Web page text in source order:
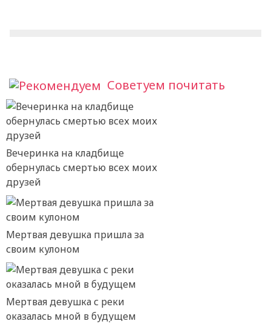
Советуем почитать
Вечеринка на кладбище
обернулась смертью всех моих
друзей
Мертвая девушка пришла за
своим кулоном
Мертвая девушка с реки
оказалась мной в будущем